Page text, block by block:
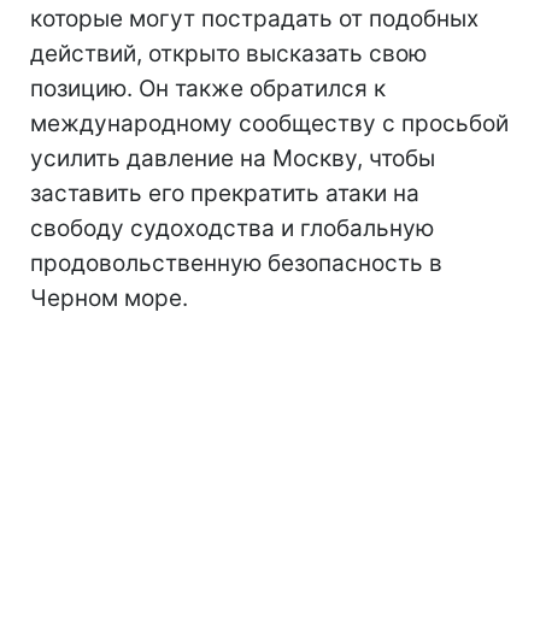
которые могут пострадать от подобных
действий, открыто высказать свою
позицию. Он также обратился к
международному сообществу с просьбой
усилить давление на Москву, чтобы
заставить его прекратить атаки на
свободу судоходства и глобальную
продовольственную безопасность в
Черном море.